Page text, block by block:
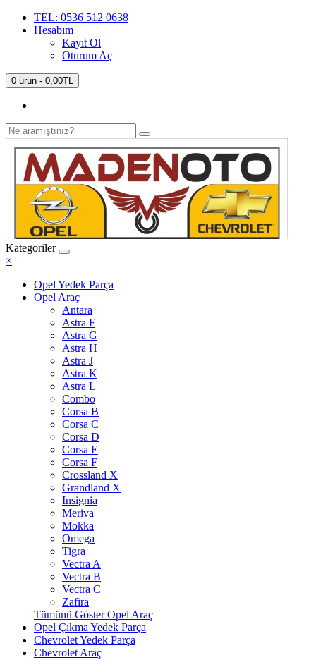
TEL: 0536 512 0638
Hesabım
Kayıt Ol
Oturum Aç
0 ürün - 0,00TL
Kategoriler
×
Opel Yedek Parça
Opel Araç
Antara
Astra F
Astra G
Astra H
Astra J
Astra K
Astra L
Combo
Corsa B
Corsa C
Corsa D
Corsa E
Corsa F
Crossland X
Grandland X
Insignia
Meriva
Mokka
Omega
Tigra
Vectra A
Vectra B
Vectra C
Zafira
Tümünü Göster Opel Araç
Opel Çıkma Yedek Parça
Chevrolet Yedek Parça
Chevrolet Araç